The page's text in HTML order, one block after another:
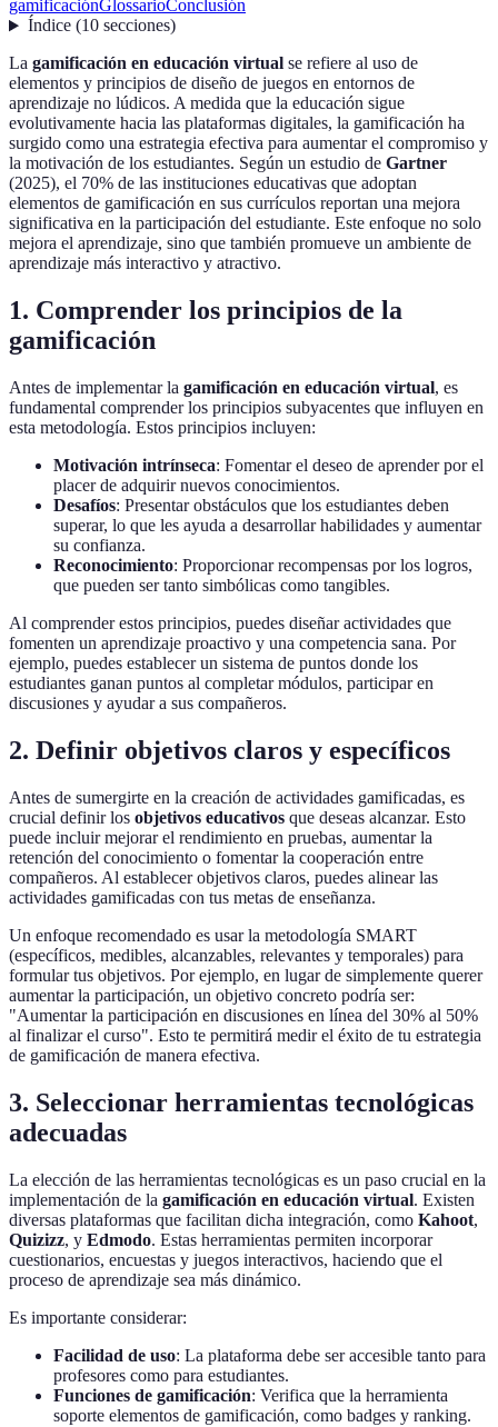
gamificaciónGlossarioConclusión
Índice(10 secciones)
La gamificación en educación virtual se refiere al uso de
elementos y principios de diseño de juegos en entornos de
aprendizaje no lúdicos. A medida que la educación sigue
evolutivamente hacia las plataformas digitales, la gamificación ha
surgido como una estrategia efectiva para aumentar el compromiso y
la motivación de los estudiantes. Según un estudio de Gartner
(2025), el 70% de las instituciones educativas que adoptan
elementos de gamificación en sus currículos reportan una mejora
significativa en la participación del estudiante. Este enfoque no solo
mejora el aprendizaje, sino que también promueve un ambiente de
aprendizaje más interactivo y atractivo.
1. Comprender los principios de la
gamificación
Antes de implementar la gamificación en educación virtual, es
fundamental comprender los principios subyacentes que influyen en
esta metodología. Estos principios incluyen:
Motivación intrínseca: Fomentar el deseo de aprender por el
placer de adquirir nuevos conocimientos.
Desafíos: Presentar obstáculos que los estudiantes deben
superar, lo que les ayuda a desarrollar habilidades y aumentar
su confianza.
Reconocimiento: Proporcionar recompensas por los logros,
que pueden ser tanto simbólicas como tangibles.
Al comprender estos principios, puedes diseñar actividades que
fomenten un aprendizaje proactivo y una competencia sana. Por
ejemplo, puedes establecer un sistema de puntos donde los
estudiantes ganan puntos al completar módulos, participar en
discusiones y ayudar a sus compañeros.
2. Definir objetivos claros y específicos
Antes de sumergirte en la creación de actividades gamificadas, es
crucial definir los objetivos educativos que deseas alcanzar. Esto
puede incluir mejorar el rendimiento en pruebas, aumentar la
retención del conocimiento o fomentar la cooperación entre
compañeros. Al establecer objetivos claros, puedes alinear las
actividades gamificadas con tus metas de enseñanza.
Un enfoque recomendado es usar la metodología SMART
(específicos, medibles, alcanzables, relevantes y temporales) para
formular tus objetivos. Por ejemplo, en lugar de simplemente querer
aumentar la participación, un objetivo concreto podría ser:
"Aumentar la participación en discusiones en línea del 30% al 50%
al finalizar el curso". Esto te permitirá medir el éxito de tu estrategia
de gamificación de manera efectiva.
3. Seleccionar herramientas tecnológicas
adecuadas
La elección de las herramientas tecnológicas es un paso crucial en la
implementación de la gamificación en educación virtual. Existen
diversas plataformas que facilitan dicha integración, como Kahoot,
Quizizz, y Edmodo. Estas herramientas permiten incorporar
cuestionarios, encuestas y juegos interactivos, haciendo que el
proceso de aprendizaje sea más dinámico.
Es importante considerar:
Facilidad de uso: La plataforma debe ser accesible tanto para
profesores como para estudiantes.
Funciones de gamificación: Verifica que la herramienta
soporte elementos de gamificación, como badges y ranking.